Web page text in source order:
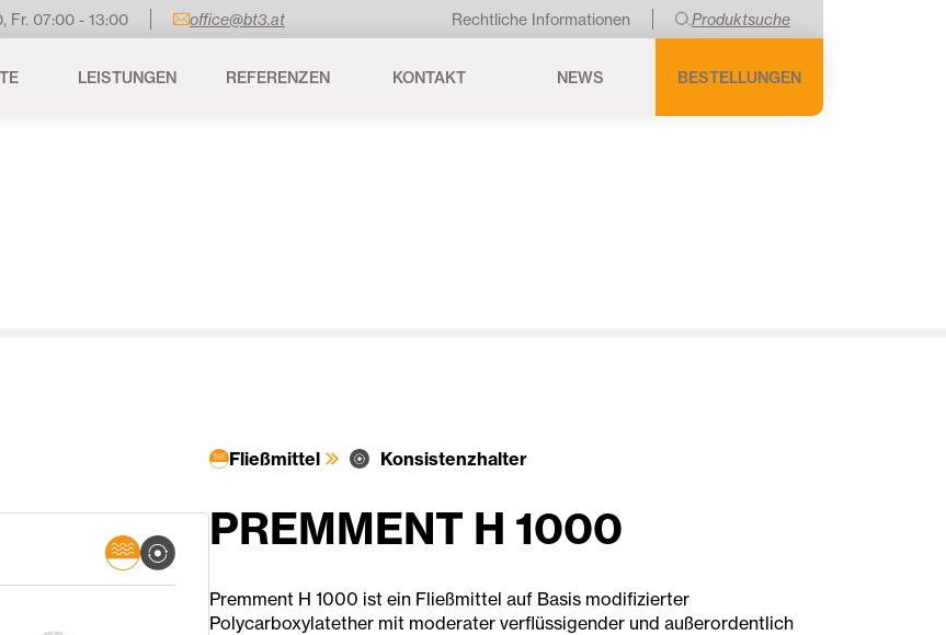
Fr. 07:00 - 13:00 office@bt3.at Rechtliche Informationen Produktsuche
LEISTUNGEN REFERENZEN KONTAKT NEWS BESTELLUNGEN
Fließmittel Konsistenzhalter
PREMMENT H 1000
Premment H 1000 ist ein Fließmittel auf Basis modifizierter
Polycarboxylatether mit moderater verflüssigender und außerordentlich